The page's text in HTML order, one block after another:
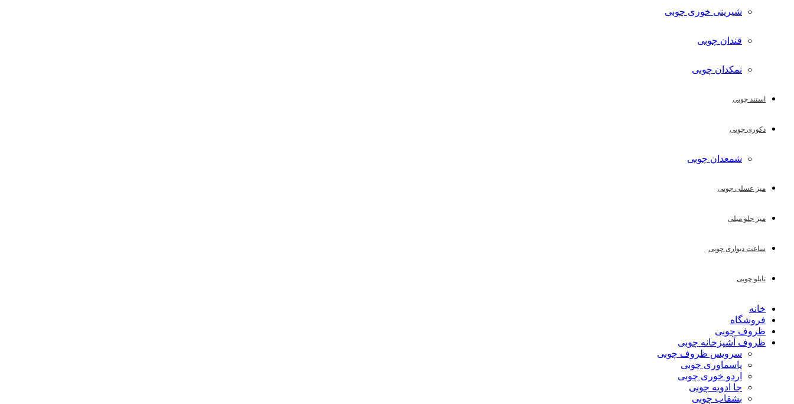
شیرینی خوری چوبی
قندان چوبی
نمکدان چوبی
استند چوبی
دکوری چوبی
شمعدان چوبی
میز عسلی چوبی
میز جلو مبلی
ساعت دیواری چوبی
تابلو چوبی
خانه
فروشگاه
ظروف چوبی
ظروف آشپزخانه چوبی
سرویس ظروف چوبی
پاسماوری چوبی
اردو خوری چوبی
جا ادویه چوبی
بشقاب چوبی